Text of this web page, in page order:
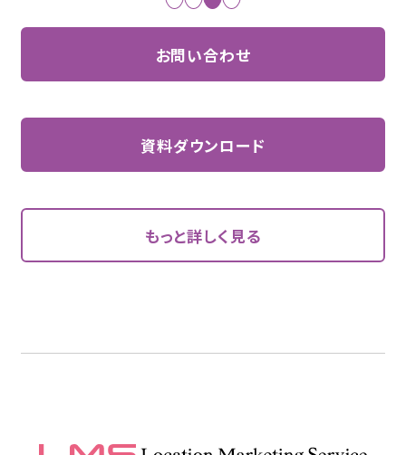
お問い合わせ
資料ダウンロード
もっと詳しく見る